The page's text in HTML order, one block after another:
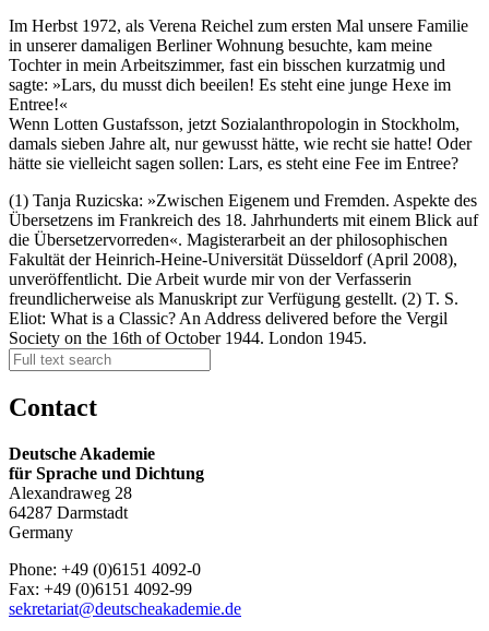
Im Herbst 1972, als Verena Reichel zum ersten Mal unsere Familie
in unserer damaligen Berliner Wohnung besuchte, kam meine
Tochter in mein Arbeitszimmer, fast ein bisschen kurzatmig und
sagte: »Lars, du musst dich beeilen! Es steht eine junge Hexe im
Entree!«
Wenn Lotten Gustafsson, jetzt Sozialanthropologin in Stockholm,
damals sieben Jahre alt, nur gewusst hätte, wie recht sie hatte! Oder
hätte sie vielleicht sagen sollen: Lars, es steht eine Fee im Entree?
(1) Tanja Ruzicska: »Zwischen Eigenem und Fremden. Aspekte des
Übersetzens im Frankreich des 18. Jahrhunderts mit einem Blick auf
die Übersetzervorreden«. Magisterarbeit an der philosophischen
Fakultät der Heinrich-Heine-Universität Düsseldorf (April 2008),
unveröffentlicht. Die Arbeit wurde mir von der Verfasserin
freundlicherweise als Manuskript zur Verfügung gestellt. (2) T. S.
Eliot: What is a Classic? An Address delivered before the Vergil
Society on the 16th of October 1944. London 1945.
Contact
Deutsche Akademie
für Sprache und Dichtung
Alexandraweg 28
64287 Darmstadt
Germany
Phone: +49 (0)6151 4092-0
Fax: +49 (0)6151 4092-99
sekretariat@deutscheakademie.de